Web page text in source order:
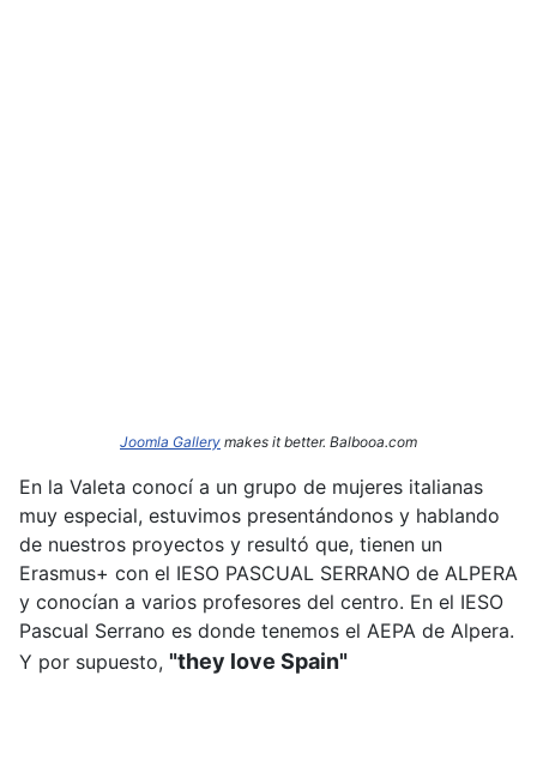
Joomla Gallery makes it better. Balbooa.com
En la Valeta conocí a un grupo de mujeres italianas
muy especial, estuvimos presentándonos y hablando
de nuestros proyectos y resultó que, tienen un
Erasmus+ con el IESO PASCUAL SERRANO de ALPERA
y conocían a varios profesores del centro. En el IESO
Pascual Serrano es donde tenemos el AEPA de Alpera.
Y por supuesto, "they love Spain"